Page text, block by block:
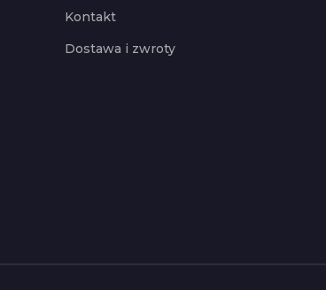
Kontakt
Dostawa i zwroty